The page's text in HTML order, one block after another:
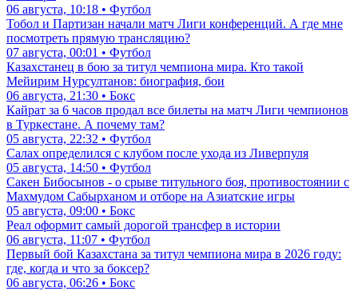
06 августа, 10:18 • Футбол
Тобол и Партизан начали матч Лиги конференций. А где мне
посмотреть прямую трансляцию?
07 августа, 00:01 • Футбол
Казахстанец в бою за титул чемпиона мира. Кто такой
Мейирим Нурсултанов: биография, бои
06 августа, 21:30 • Бокс
Кайрат за 6 часов продал все билеты на матч Лиги чемпионов
в Туркестане. А почему там?
05 августа, 22:32 • Футбол
Салах определился с клубом после ухода из Ливерпуля
05 августа, 14:50 • Футбол
Сакен Бибосынов - о срыве титульного боя, противостоянии с
Махмудом Сабырханом и отборе на Азиатские игры
05 августа, 09:00 • Бокс
Реал оформит самый дорогой трансфер в истории
06 августа, 11:07 • Футбол
Первый бой Казахстана за титул чемпиона мира в 2026 году:
где, когда и что за боксер?
06 августа, 06:26 • Бокс